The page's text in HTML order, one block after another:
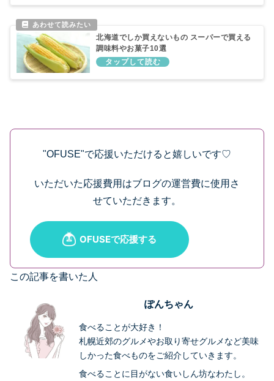
北海道でしか買えないもの スーパーで買える
調味料やお菓子10選
"OFUSE"で応援いただけると嬉しいです♡
いただいた応援費用はブログの運営費に使用さ
せていただきます。
この記事を書いた人
ぽんちゃん
食べることが大好き！
札幌近郊のグルメやお取り寄せグルメなど美味
しかった食べものをご紹介していきます。
食べることに目がない食いしん坊なわたし。